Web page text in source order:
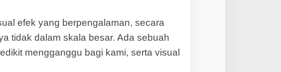
efek yang berpengalaman, secara
tidak dalam skala besar. Ada sebuah
mengganggu bagi kami, serta visual